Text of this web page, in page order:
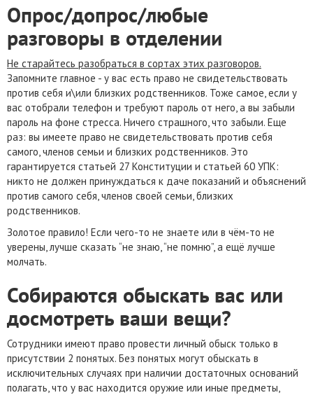
Опрос/допрос/любые
разговоры в отделении
Не старайтесь разобраться в сортах этих разговоров.
Запомните главное - у вас есть право не свидетельствовать
против себя и\или близких родственников. Тоже самое, если у
вас отобрали телефон и требуют пароль от него, а вы забыли
пароль на фоне стресса. Ничего страшного, что забыли. Еще
раз: вы имеете право не свидетельствовать против себя
самого, членов семьи и близких родственников. Это
гарантируется статьей 27 Конституции и статьей 60 УПК:
никто не должен принуждаться к даче показаний и объяснений
против самого себя, членов своей семьи, близких
родственников.
Золотое правило! Если чего-то не знаете или в чём-то не
уверены, лучше сказать “не знаю, “не помню”, а ещё лучше
молчать.
Собираются обыскать вас или
досмотреть ваши вещи?
Сотрудники имеют право провести личный обыск только в
присутствии 2 понятых. Без понятых могут обыскать в
исключительных случаях при наличии достаточных оснований
полагать, что у вас находится оружие или иные предметы,